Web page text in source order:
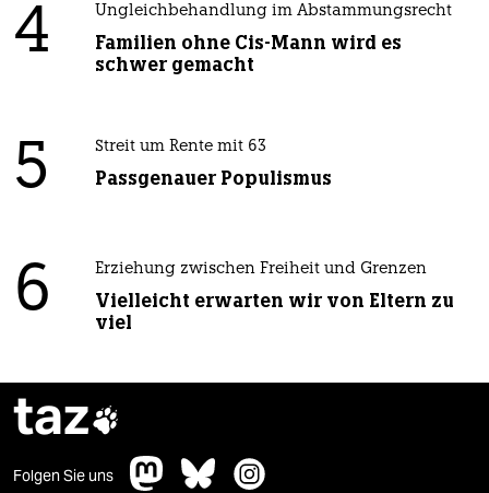
4 Ungleichbehandlung im Abstammungsrecht
Familien ohne Cis-Mann wird es
schwer gemacht
5 Streit um Rente mit 63
Passgenauer Populismus
6 Erziehung zwischen Freiheit und Grenzen
Vielleicht erwarten wir von Eltern zu
viel
taz
Folgen Sie uns